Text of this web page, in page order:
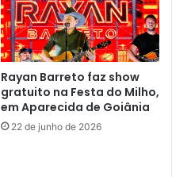
Rayan Barreto faz show
gratuito na Festa do Milho,
em Aparecida de Goiânia
22 de junho de 2026